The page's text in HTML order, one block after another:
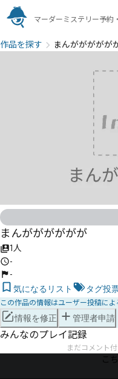
マーダーミステリー予約
作品を探す まんががががが
まんがががががが
1人
-
-
気になるリスト タグ投
この作品の情報はユーザー投稿に
情報を修正 管理者申請
みんなのプレイ記録
まだコメント
こ